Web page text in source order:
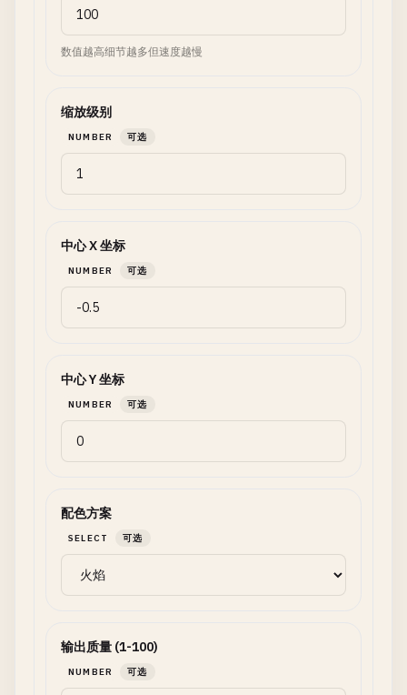
数值越高细节越多但速度越慢
缩放级别
NUMBER 可选
中心 X 坐标
NUMBER 可选
中心 Y 坐标
NUMBER 可选
配色方案
SELECT 可选
输出质量 (1-100)
NUMBER 可选